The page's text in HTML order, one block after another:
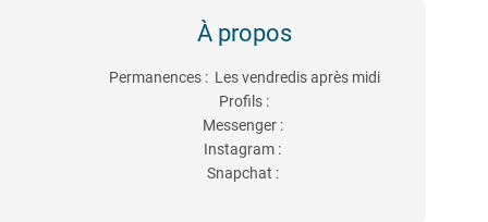
À propos
Permanences : Les vendredis après midi
Profils :
Messenger :
Instagram :
Snapchat :